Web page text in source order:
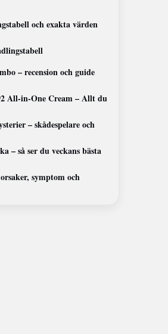
och exakta värden
– recension och guide
All-in-One Cream – Allt du
– skådespelare och
– så ser du veckans bästa
symptom och